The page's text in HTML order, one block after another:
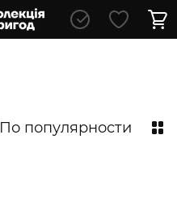
По популярности